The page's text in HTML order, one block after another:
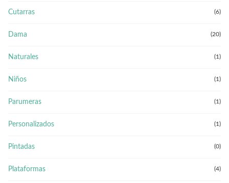
Cutarras (6)
Dama (20)
Naturales (1)
Niños (1)
Parumeras (1)
Personalizados (1)
Pintadas (0)
Plataformas (4)